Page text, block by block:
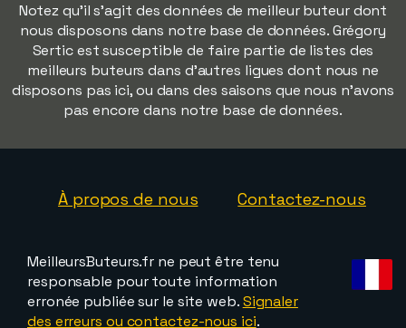
Notez qu'il s'agit des données de meilleur buteur dont
nous disposons dans notre base de données. Grégory
Sertic est susceptible de faire partie de listes des
meilleurs buteurs dans d'autres ligues dont nous ne
disposons pas ici, ou dans des saisons que nous n'avons
pas encore dans notre base de données.
À propos de nous Contactez-nous
MeilleursButeurs.fr ne peut être tenu
responsable pour toute information
erronée publiée sur le site web.Signaler
des erreurs ou contactez-nous ici.